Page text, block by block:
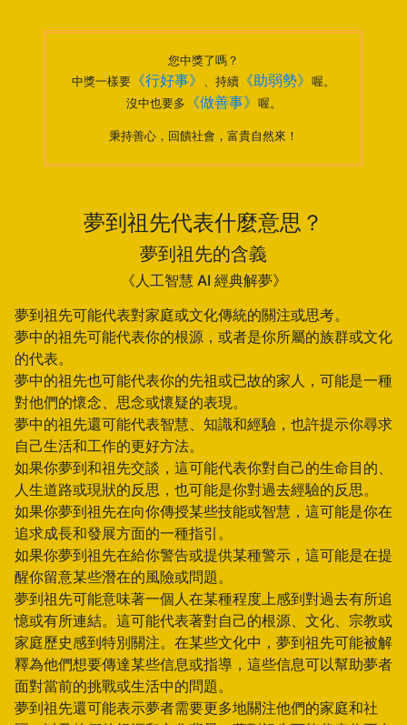
您中獎了嗎？
中獎一樣要 《行好事》 、持續 《助弱勢》 喔。
沒中也要多
《做善事》 喔。
秉持善心，回饋社會，富貴自然來！
夢到祖先代表什麼意思？
夢到祖先的含義
《人工智慧 AI 經典解夢》
夢到祖先可能代表對家庭或文化傳統的關注或思考。
夢中的祖先可能代表你的根源，或者是你所屬的族群或文化
的代表。
夢中的祖先也可能代表你的先祖或已故的家人，可能是一種
對他們的懷念、思念或懷疑的表現。
夢中的祖先還可能代表智慧、知識和經驗，也許提示你尋求
自己生活和工作的更好方法。
如果你夢到和祖先交談，這可能代表你對自己的生命目的、
人生道路或現狀的反思，也可能是你對過去經驗的反思。
如果你夢到祖先在向你傳授某些技能或智慧，這可能是你在
追求成長和發展方面的一種指引。
如果你夢到祖先在給你警告或提供某種警示，這可能是在提
醒你留意某些潛在的風險或問題。
夢到祖先可能意味著一個人在某種程度上感到對過去有所追
憶或有所連結。這可能代表著對自己的根源、文化、宗教或
家庭歷史感到特別關注。在某些文化中，夢到祖先可能被解
釋為他們想要傳達某些信息或指導，這些信息可以幫助夢者
面對當前的挑戰或生活中的問題。
夢到祖先還可能表示夢者需要更多地關注他們的家庭和社